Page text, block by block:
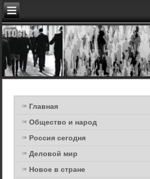
Главная
Общество и народ
Россия сегодня
Деловой мир
Новое в стране